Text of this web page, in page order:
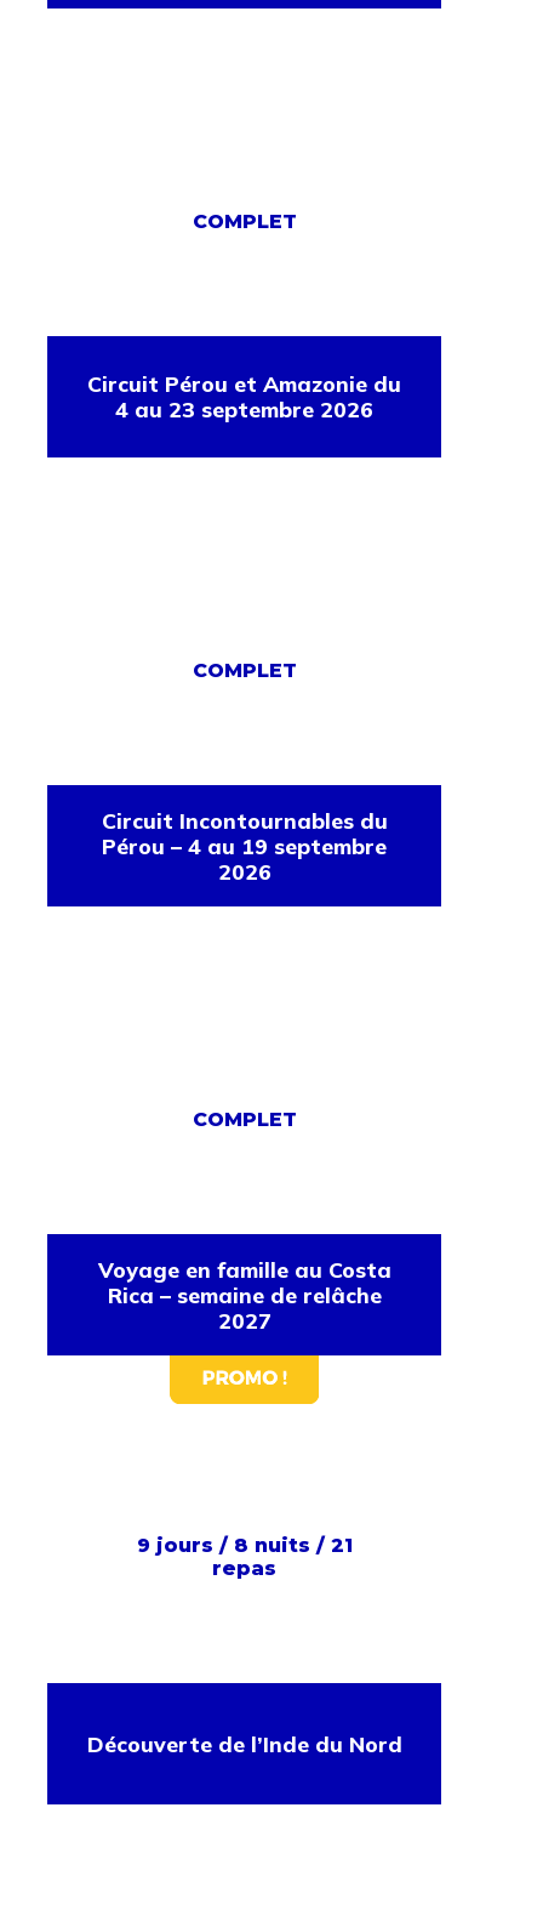
COMPLET
Circuit Pérou et Amazonie du
4 au 23 septembre 2026
COMPLET
Circuit Incontournables du
Pérou – 4 au 19 septembre
2026
COMPLET
Voyage en famille au Costa
Rica – semaine de relâche
2027
9 jours / 8 nuits / 21
repas
Découverte de l’Inde du Nord